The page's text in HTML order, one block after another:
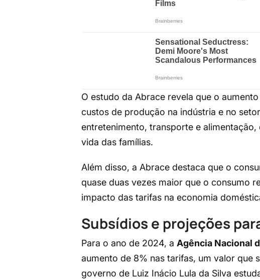
O estudo da Abrace revela que o
custos de produção na indústria e no
entretenimento, transporte e
vida das famílias.
Além disso, a Abrace destaca que o
quase duas vezes maior que o consumo
impacto das tarifas na economia
Subsídios e projeções
Para o ano de 2024, a Agência Nacional
aumento de 8% nas tarifas, um valor que
governo de Luiz Inácio Lula da Silva